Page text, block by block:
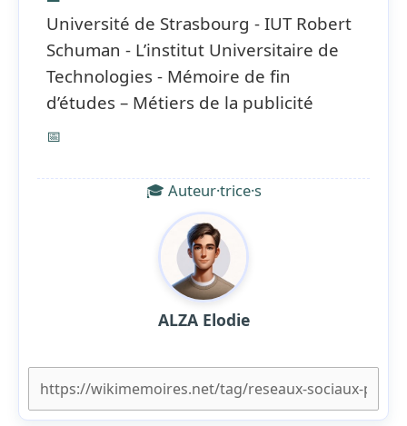
Université de Strasbourg - IUT Robert
Schuman - L’institut Universitaire de
Technologies - Mémoire de fin
d’études – Métiers de la publicité
📅
🎓 Auteur·trice·s
ALZA Elodie